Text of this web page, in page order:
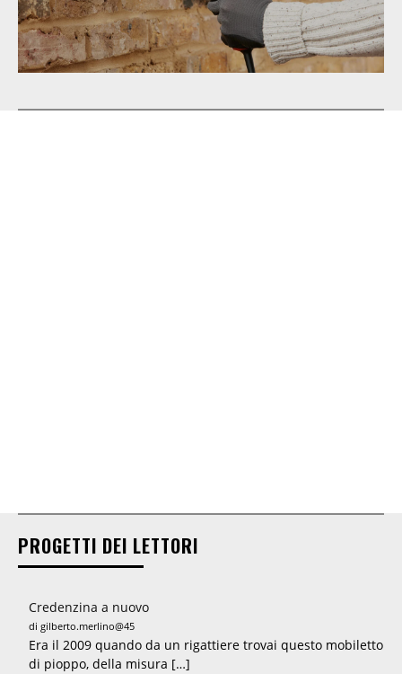
PROGETTI DEI LETTORI
Credenzina a nuovo
di gilberto.merlino@45
Era il 2009 quando da un rigattiere trovai questo mobiletto
di pioppo, della misura […]